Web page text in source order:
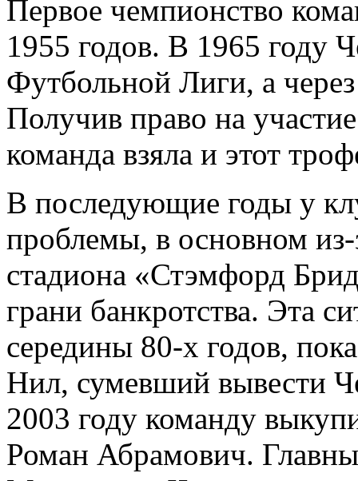
Первое чемпионство
1955 годов. В 1965 году
Футбольной Лиги, а
Получив право на
команда взяла и этот
В последующие годы у
проблемы, в основном из-
стадиона «Стэмфорд
грани банкротства. Эта
середины 80-х годов,
Нил, сумевший вывести
2003 году команду
Роман Абрамович.